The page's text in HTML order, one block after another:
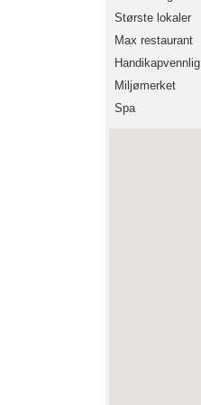
Største lokaler
Max restaurant
Handikapvennlig
Miljømerket
Spa